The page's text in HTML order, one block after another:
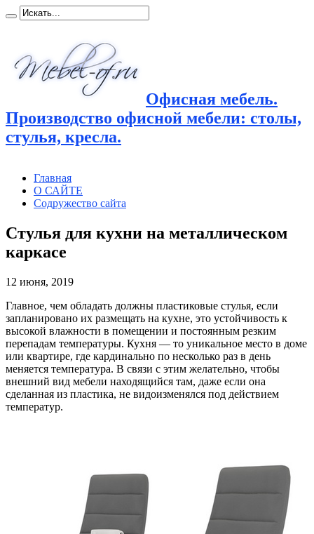
Офисная мебель.
Производство офисной мебели: столы,
стулья, кресла.
Главная
О САЙТЕ
Содружество сайта
Стулья для кухни на металлическом
каркасе
12 июня, 2019
Главное, чем обладать должны пластиковые стулья, если
запланировано их размещать на кухне, это устойчивость к
высокой влажности в помещении и постоянным резким
перепадам температуры. Кухня — то уникальное место в доме
или квартире, где кардинально по несколько раз в день
меняется температура. В связи с этим желательно, чтобы
внешний вид мебели находящийся там, даже если она
сделанная из пластика, не видоизменялся под действием
температур.